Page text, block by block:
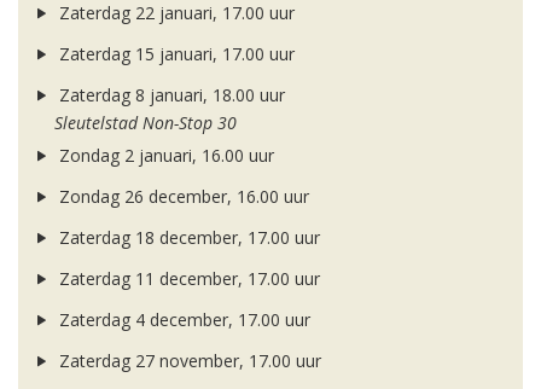
Zaterdag 22 januari, 17.00 uur
Zaterdag 15 januari, 17.00 uur
Zaterdag 8 januari, 18.00 uur
Sleutelstad Non-Stop 30
Zondag 2 januari, 16.00 uur
Zondag 26 december, 16.00 uur
Zaterdag 18 december, 17.00 uur
Zaterdag 11 december, 17.00 uur
Zaterdag 4 december, 17.00 uur
Zaterdag 27 november, 17.00 uur